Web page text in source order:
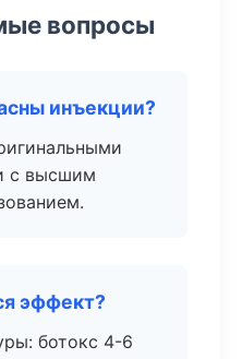
вопросы
инъекции?
с высшим
эффект?
ботокс 4-6